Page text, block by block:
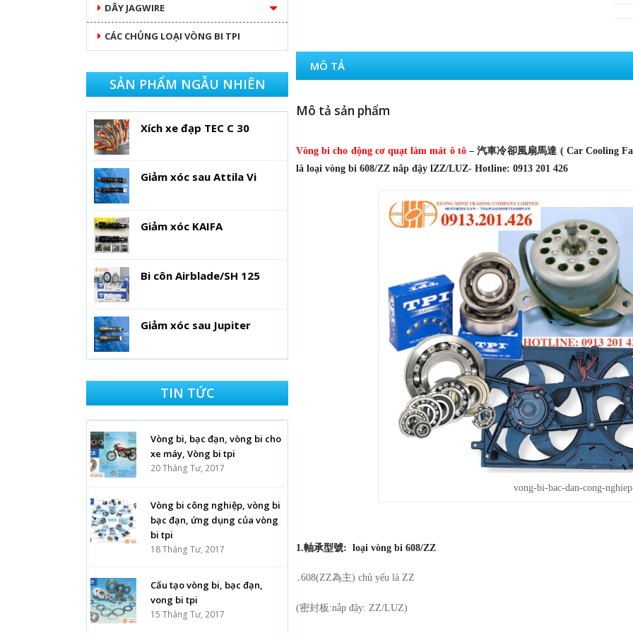
MÔ TẢ
Mô tả sản phẩm
Vòng bi cho động cơ quạt làm mát ô tô –汽車冷卻風扇馬達 ( Car Cooling
là loại vòng bi 608/ZZ nắp đậy lZZ/LUZ- Hotline: 0913 201 426
vong-bi-bac-dan-cong-
1.軸承型號: loại vòng bi 608/ZZ
․608(ZZ為主) chủ yếu là ZZ
(密封板:nắp đậy: ZZ/LUZ)
DÂY JAGWIRE
CÁC CHỦNG LOẠI VÒNG BI TPI
SẢN PHẨM NGẪU NHIÊN
Xích xe đạp TEC C 30
Giảm xóc sau Attila Vi
Giảm xóc KAIFA
Bi côn Airblade/SH 125
Giảm xóc sau Jupiter
TIN TỨC
Vòng bi, bạc đạn, vòng bi cho
xe máy, Vòng bi tpi
20 Tháng Tư, 2017
Vòng bi công nghiệp, vòng bi
bạc đạn, ứng dụng của vòng
bi tpi
18 Tháng Tư, 2017
Cấu tạo vòng bi, bạc đạn,
vong bi tpi
15 Tháng Tư, 2017